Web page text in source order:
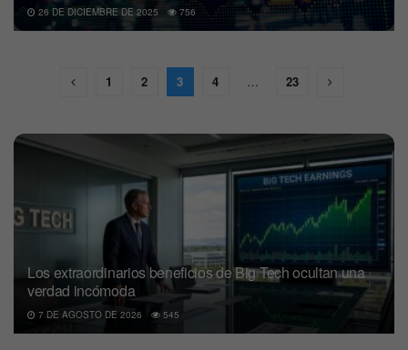
26 DE DICIEMBRE DE 2025 756
1 2 3 4 … 23
Los extraordinarios beneficios de Big Tech ocultan una
verdad incómoda
7 DE AGOSTO DE 2026 545